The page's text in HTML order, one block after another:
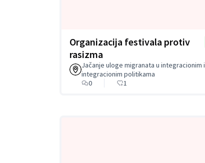
Organizacija festivala protiv
rasizma
Jačanje uloge migranata u integracionim i
integracionim politikama
0
1